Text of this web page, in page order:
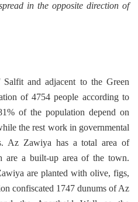
in the opposite direction of
and adjacent to the Green
of 4754 people according to
of the population depend on
the rest work in governmental
Az Zawiya has a total area of
are a built-up area of the town.
are planted with olive, figs,
confiscated 1747 dunums of Az